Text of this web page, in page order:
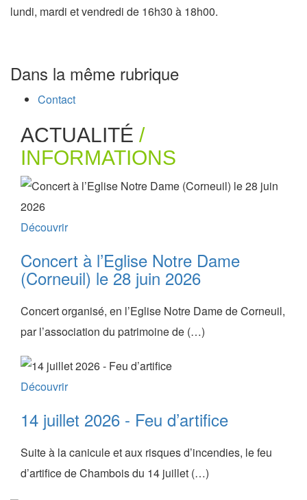
lundi, mardi et vendredi de 16h30 à 18h00.
Dans la même rubrique
Contact
ACTUALITÉ /
INFORMATIONS
Découvrir
Concert à l’Eglise Notre Dame
(Corneuil) le 28 juin 2026
Concert organisé, en l’Eglise Notre Dame de Corneuil,
par l’association du patrimoine de (…)
Découvrir
14 juillet 2026 - Feu d’artifice
Suite à la canicule et aux risques d’incendies, le feu
d’artifice de Chambois du 14 juillet (…)